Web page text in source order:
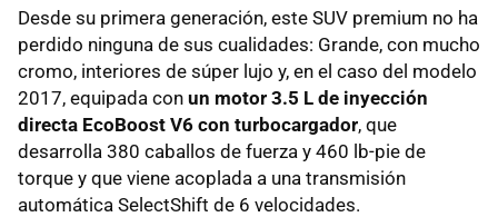
Desde su primera generación, este SUV premium no ha
perdido ninguna de sus cualidades: Grande, con mucho
cromo, interiores de súper lujo y, en el caso del modelo
2017, equipada con un motor 3.5 L de inyección
directa EcoBoost V6 con turbocargador, que
desarrolla 380 caballos de fuerza y 460 lb-pie de
torque y que viene acoplada a una transmisión
automática SelectShift de 6 velocidades.